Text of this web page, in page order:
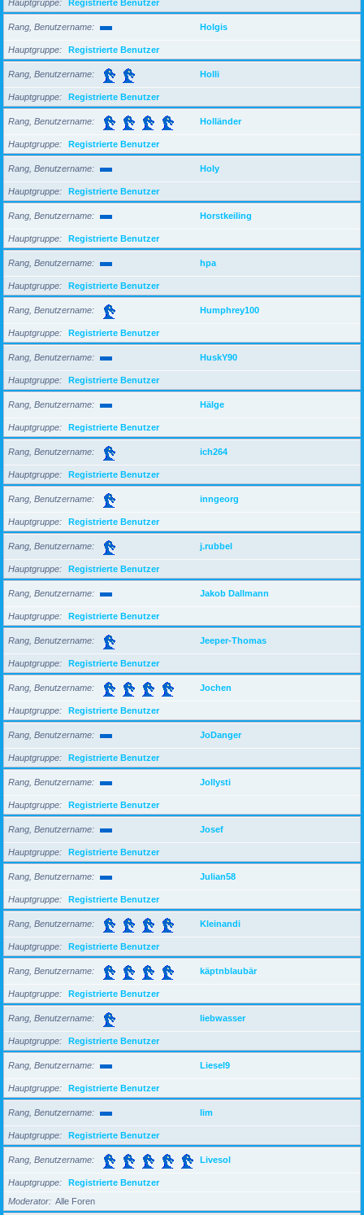
Hauptgruppe Registrierte Benutzer
Rang, Benutzername Holgis
Hauptgruppe Registrierte Benutzer
Rang, Benutzername Holli
Hauptgruppe Registrierte Benutzer
Rang, Benutzername Holländer
Hauptgruppe Registrierte Benutzer
Rang, Benutzername Holy
Hauptgruppe Registrierte Benutzer
Rang, Benutzername Horstkeiling
Hauptgruppe Registrierte Benutzer
Rang, Benutzername hpa
Hauptgruppe Registrierte Benutzer
Rang, Benutzername Humphrey100
Hauptgruppe Registrierte Benutzer
Rang, Benutzername HuskY90
Hauptgruppe Registrierte Benutzer
Rang, Benutzername Hälge
Hauptgruppe Registrierte Benutzer
Rang, Benutzername ich264
Hauptgruppe Registrierte Benutzer
Rang, Benutzername inngeorg
Hauptgruppe Registrierte Benutzer
Rang, Benutzername j.rubbel
Hauptgruppe Registrierte Benutzer
Rang, Benutzername Jakob Dallmann
Hauptgruppe Registrierte Benutzer
Rang, Benutzername Jeeper-Thomas
Hauptgruppe Registrierte Benutzer
Rang, Benutzername Jochen
Hauptgruppe Registrierte Benutzer
Rang, Benutzername JoDanger
Hauptgruppe Registrierte Benutzer
Rang, Benutzername Jollysti
Hauptgruppe Registrierte Benutzer
Rang, Benutzername Josef
Hauptgruppe Registrierte Benutzer
Rang, Benutzername Julian58
Hauptgruppe Registrierte Benutzer
Rang, Benutzername Kleinandi
Hauptgruppe Registrierte Benutzer
Rang, Benutzername käptnblaubär
Hauptgruppe Registrierte Benutzer
Rang, Benutzername liebwasser
Hauptgruppe Registrierte Benutzer
Rang, Benutzername Liesel9
Hauptgruppe Registrierte Benutzer
Rang, Benutzername lim
Hauptgruppe Registrierte Benutzer
Rang, Benutzername Livesol
Hauptgruppe
Registrierte Benutzer
Moderator
Alle Foren